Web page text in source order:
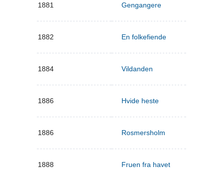
1881 Gengangere
1882 En folkefiende
1884 Vildanden
1886 Hvide heste
1886 Rosmersholm
1888 Fruen fra havet